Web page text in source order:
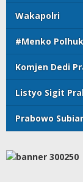
Wakapolri
#Menko
Komjen Dedi
Listyo Sigit
Prabowo